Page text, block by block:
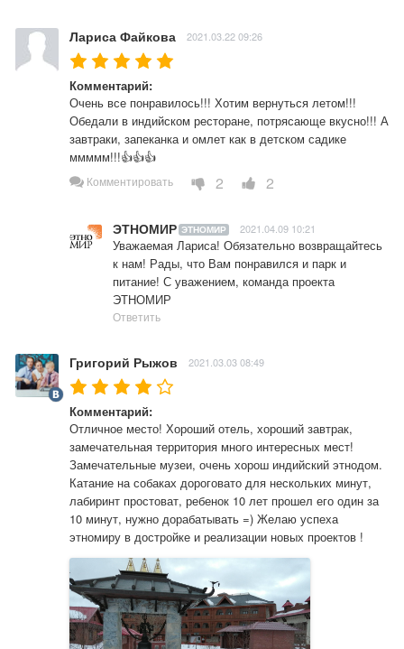
Лариса Файкова 2021.03.22 09:26
Комментарий:
Очень все понравилось!!! Хотим вернуться летом!!!
Обедали в индийском ресторане, потрясающе вкусно!!! А
завтраки, запеканка и омлет как в детском садике
ммммм!!!👍👍👍
Комментировать 2 2
ЭТНОМИР ЭТНОМИР 2021.04.09 10:21
Уважаемая Лариса! Обязательно возвращайтесь
к нам! Рады, что Вам понравился и парк и
питание! С уважением, команда проекта
ЭТНОМИР
Ответить
Григорий Рыжов 2021.03.03 08:49
Комментарий:
Отличное место! Хороший отель, хороший завтрак,
замечательная территория много интересных мест!
Замечательные музеи, очень хорош индийский этнодом.
Катание на собаках дороговато для нескольких минут,
лабиринт простоват, ребенок 10 лет прошел его один за
10 минут, нужно дорабатывать =) Желаю успеха
этномиру в достройке и реализации новых проектов !